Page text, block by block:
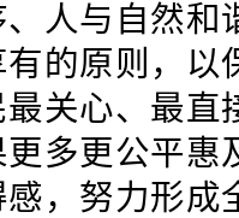
、人与自然和
有的原则，以
最关心、最直
更多更公平惠
感，努力形成